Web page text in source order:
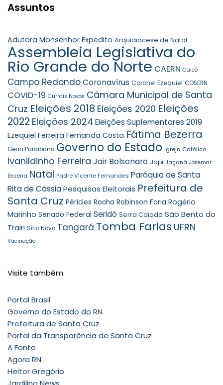
Assuntos
Adutora Monsenhor Expedito Arquidiocese de Natal
Assembleia Legislativa do
Rio Grande do Norte CAERN Caicó
Campo RedondoCoronavírus Coronel Ezequiel COSERN
COVID-19 Currais Novos Câmara Municipal de Santa
Cruz Eleições 2018 Eleições 2020 Eleições
2022 Eleições 2024 Eleições Suplementares 2019
Ezequiel Ferreira Fernanda Costa Fátima Bezerra
Gean Paraibano Governo do Estado Igreja Católica
Ivanildinho Ferreira Jair Bolsonaro Japi Jaçanã Josemar
Bezerra Natal Padre Vicente Fernandes Paróquia de Santa
Rita de CássiaPesquisas Eleitorais Prefeitura de
Santa Cruz Péricles Rocha Robinson Faria Rogério
Marinho Senado Federal Seridó Serra Caiada São Bento do
Trairi Sítio Novo Tangará Tomba Farias UFRN
Vacinação
Visite também
Portal Brasil
Governo do Estado do RN
Prefeitura de Santa Cruz
Portal da Transparência de Santa Cruz
A Fonte
Agora RN
Heitor Gregório